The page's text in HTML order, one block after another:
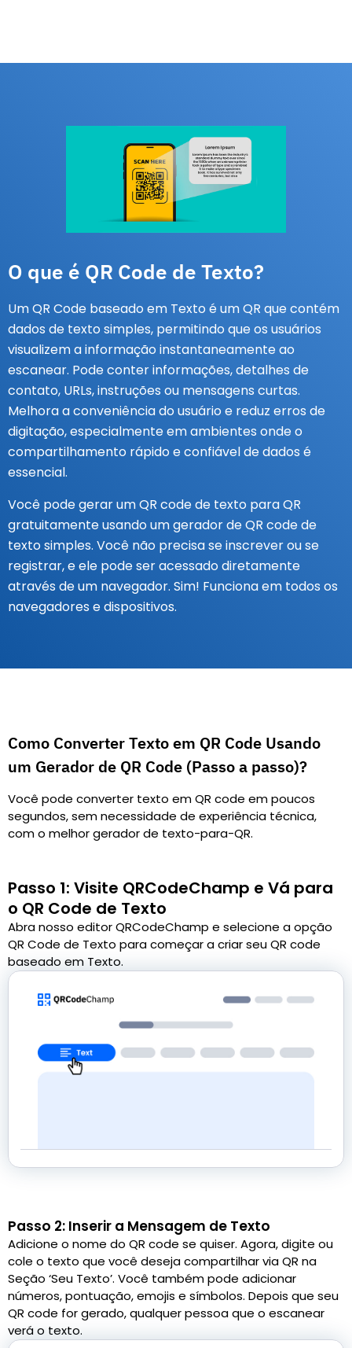
O que é QR Code de Texto?
Um QR Code baseado em Texto é um QR que contém
dados de texto simples, permitindo que os usuários
visualizem a informação instantaneamente ao
escanear. Pode conter informações, detalhes de
contato, URLs, instruções ou mensagens curtas.
Melhora a conveniência do usuário e reduz erros de
digitação, especialmente em ambientes onde o
compartilhamento rápido e confiável de dados é
essencial.
Você pode gerar um QR code de texto para QR
gratuitamente usando um gerador de QR code de
texto simples. Você não precisa se inscrever ou se
registrar, e ele pode ser acessado diretamente
através de um navegador. Sim! Funciona em todos os
navegadores e dispositivos.
Como Converter Texto em QR Code Usando
um Gerador de QR Code (Passo a passo)?
Você pode converter texto em QR code em poucos
segundos, sem necessidade de experiência técnica,
com o melhor gerador de texto-para-QR.
Passo 1: Visite QRCodeChamp e Vá para
o QR Code de Texto
Abra nosso editor QRCodeChamp e selecione a opção
QR Code de Texto para começar a criar seu QR code
baseado em Texto.
Passo 2: Inserir a Mensagem de Texto
Adicione o nome do QR code se quiser. Agora, digite ou
cole o texto que você deseja compartilhar via QR na
Seção ‘Seu Texto’. Você também pode adicionar
números, pontuação, emojis e símbolos. Depois que seu
QR code for gerado, qualquer pessoa que o escanear
verá o texto.